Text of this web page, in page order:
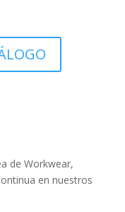
de Workwear,
en nuestros